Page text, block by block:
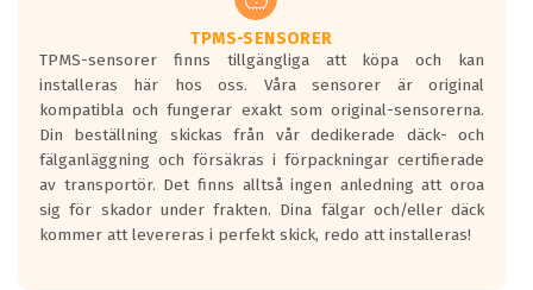
Ett däck med två svarta vågor är redan
godkända för år 2016 nya regelverk.
Ett däck med en svart våg kommer vara
minst tre decibel tystare än det
regelverk som börjar gälla 2016.
TPMS-SENSORER
TPMS-sensorer finns tillgängliga att köpa och kan
installeras här hos oss. Våra sensorer är original
kompatibla och fungerar exakt som original-sensorerna.
Din beställning skickas från vår dedikerade däck- och
fälganläggning och försäkras i förpackningar certifierade
av transportör. Det finns alltså ingen anledning att oroa
sig för skador under frakten. Dina fälgar och/eller däck
kommer att levereras i perfekt skick, redo att installeras!